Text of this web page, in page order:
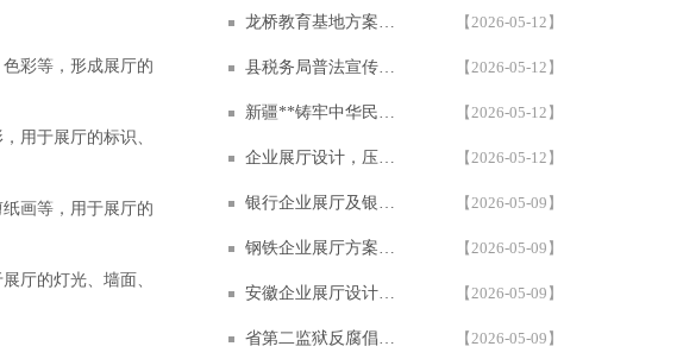
彩等，形成展厅的
用于展厅的标识、
画等，用于展厅的
厅的灯光、墙面、
龙桥教育基地方案，多媒体互动展厅设计施工案例 | 1200㎡红色教育基地 | 西安一笔一画科技 【2026-05-12】
县税务局普法宣传阵地及税史文化展厅设计方案策划公司西安一笔一画科技 【2026-05-12】
新疆**铸牢中华民族共同体意识展厅设计方案 | 西安一笔一画科技展厅设计施工一体化公司 【2026-05-12】
企业展厅设计，压缩空气储能展厅设计方案 | 全国首个盐穴储能主题科技展厅 【2026-05-12】
银行企业展厅及银行行史教育馆方案策划-金融展厅设计施工公司西安一笔一画科技 【2026-05-09】
钢铁企业展厅方案，集团本部基地展厅多媒体展陈方案 | 世界500强企业展厅设计案例 【2026-05-09】
安徽企业展厅设计方案—沉浸式智能家居企业展厅建设公司西安一笔一画科技 【2026-05-09】
省第二监狱反腐倡廉警示教育基地 | 沉浸式多媒体互动廉政教育展厅设计施工 | 西安一笔一画 【2026-05-09】